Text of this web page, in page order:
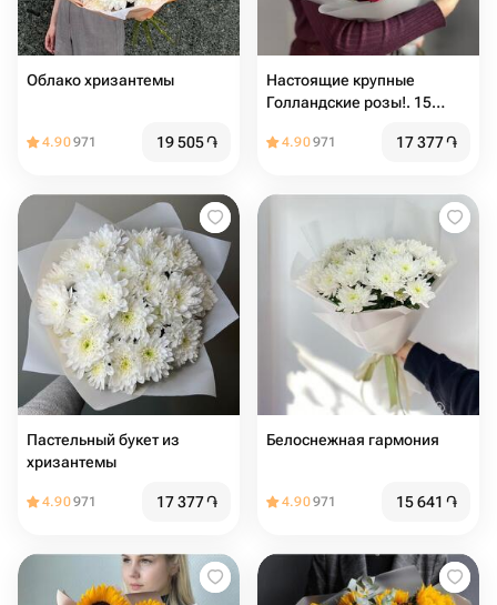
Облако хризантемы
4.90971 19 505֏
Настоящие крупные
Голландские розы!. 15
4.90971 17 377֏
Пастельный букет из
хризантемы
4.90971 17 377֏
Белоснежная гармония
4.90971 15 641 ֏